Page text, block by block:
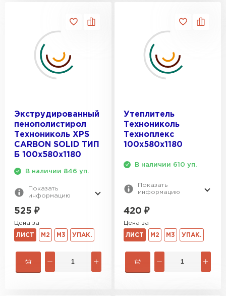
Экструдированный
пенополистирол
Технониколь XPS
CARBON SOLID ТИП
Б 100х580х1180
В наличии 846 уп.
Показать
информацию
525 ₽
Цена за
ЛИСТ М2 М3 УПАК.
Утеплитель
Технониколь
Техноплекс
100х580х1180
В наличии 610 уп.
Показать
информацию
420 ₽
Цена за
ЛИСТ М2 М3 УПАК.